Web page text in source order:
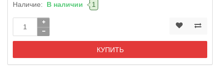
Наличие: В наличии 1
КУПИТЬ